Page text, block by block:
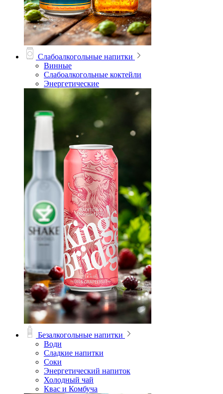
Слабоалкогольные напитки
Винные
Слабоалкогольные коктейли
Энергетические
Безалкогольные напитки
Води
Сладкие напитки
Соки
Энергетический напиток
Холодный чай
Квас и Комбуча